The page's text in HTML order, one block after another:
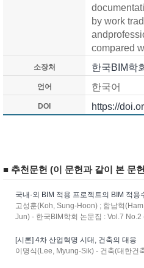
by work
compared
소장처 한국BIM학
언어 한국어
DOI https://
■ 추천문헌 (이 문헌과 같이 본 문
국내·외 BIM 적용 프로젝트의 BIM 적용
고성훈(Koh, Sung-Hoon) ; 함남혁
Jun) - 한국BIM학회 논문집 : Vol.7
[시론] 4차 산업혁명 시대, 건축의 대응
이명식(Lee, Myung-Sik) - 건축(대한건